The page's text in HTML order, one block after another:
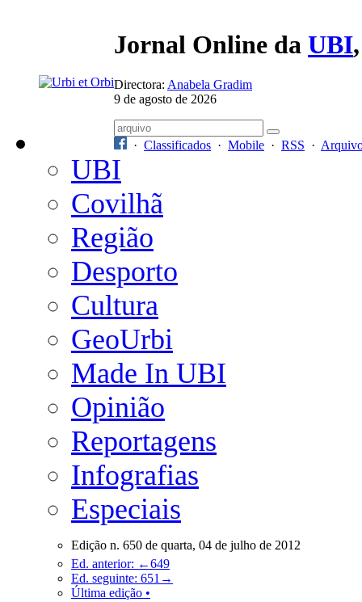
Jornal Online da UBI
Directora: Anabela Gradim
9 de agosto de 2026
· Classificados · Mobile · RSS ·
UBI
Covilhã
Região
Desporto
Cultura
GeoUrbi
Made In UBI
Opinião
Reportagens
Infografias
Especiais
Edição n. 650 de quarta, 04 de julho de 2012
Ed. anterior: ←649
Ed. seguinte: 651→
Última edição •